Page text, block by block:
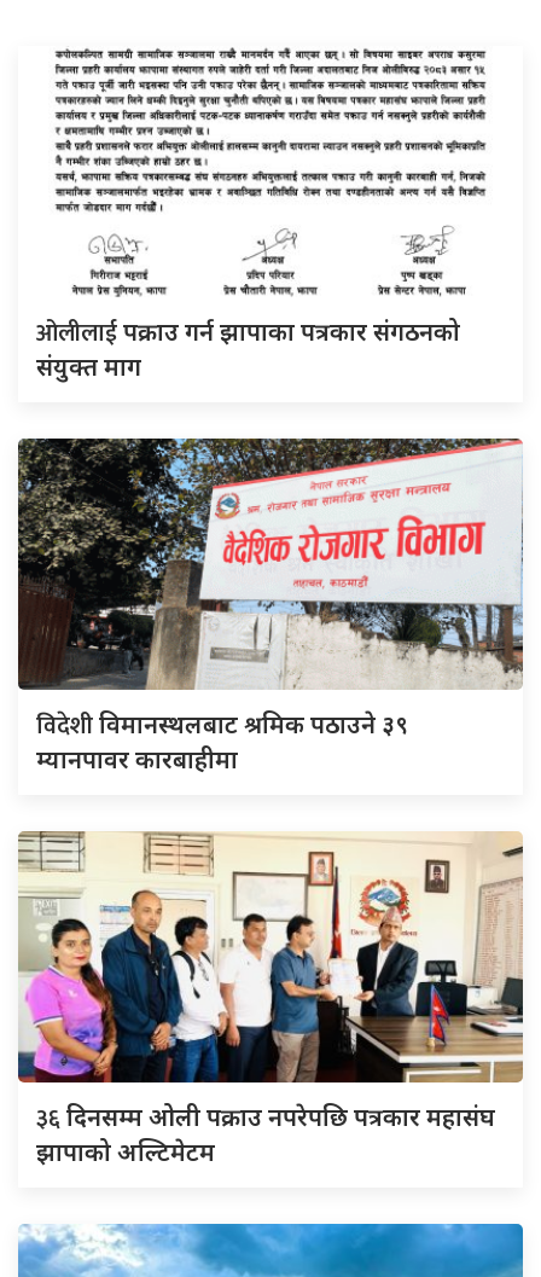
ओलीलाईपक्राउ गर्न झापाका पत्रकार संगठनको
संयुक्त माग
विदेशीविमानस्थलबाट श्रमिक पठाउने ३९
म्यानपावर कारबाहीमा
३६दिनसम्म ओली पक्राउ नपरेपछि पत्रकार महासंघ
झापाको अल्टिमेटम